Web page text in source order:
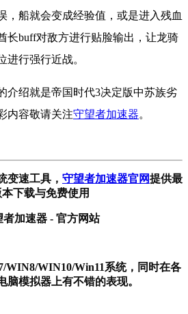
，船就会变成经验值，或是进入残血
长buff对敌方进行贴脸输出，让龙骑
进行强行近战。
介绍就是帝国时代3决定版中苏族劣
内容敬请关注守望者加速器。
变速工具 ， 守望者加速器官网提供最
本下载与免费使用
WIN8/WIN10/Win11系统，同时在各
脑模拟器上有不错的表现。